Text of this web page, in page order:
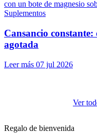
Suplementos
Cansancio
agotada
Leer más 07 jul 2026
Ver
Regalo de bienvenida